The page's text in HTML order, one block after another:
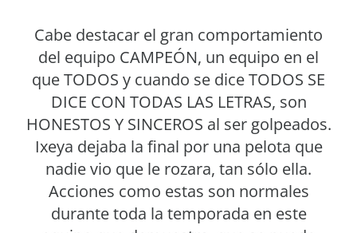
Cabe destacar el gran comportamiento
del equipo CAMPEÓN, un equipo en el
que TODOS y cuando se dice TODOS SE
DICE CON TODAS LAS LETRAS, son
HONESTOS Y SINCEROS al ser golpeados.
Ixeya dejaba la final por una pelota que
nadie vio que le rozara, tan sólo ella.
Acciones como estas son normales
durante toda la temporada en este